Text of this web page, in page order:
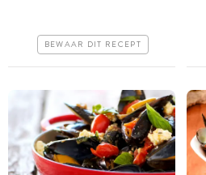
BEWAAR DIT RECEPT